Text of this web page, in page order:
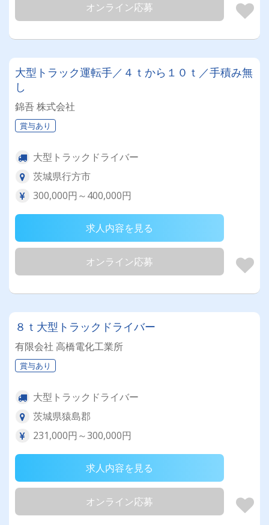
オンライン応募
大型トラック運転手／４ｔから１０ｔ／手積み無
し
錦吾 株式会社
賞与あり
大型トラックドライバー
茨城県行方市
300,000円～400,000円
求人内容を見る
オンライン応募
８ｔ大型トラックドライバー
有限会社 高橋電化工業所
賞与あり
大型トラックドライバー
茨城県猿島郡
231,000円～300,000円
求人内容を見る
オンライン応募